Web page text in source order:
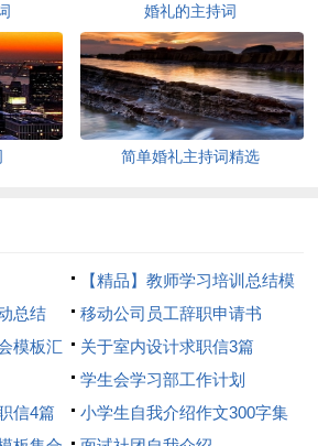
婚礼的主持词
简单婚礼主持词精选
【精品】教师学习培训总结模
板8篇
总结
移动公司员工辞职申请书
模板汇
关于室内设计求职信3篇
学生会学习部工作计划
信4篇
小学生自我介绍作文300字集